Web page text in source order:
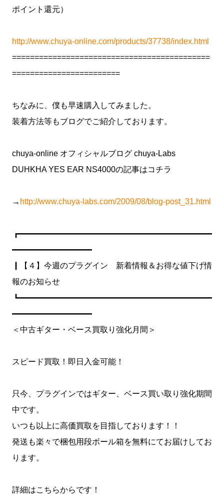
ポイント還元）
http://www.chuya-online.com/products/37738/index.html
============================================
========================
ちなみに、僕も早速購入してみました。
装着方法等もブログでご紹介しております。
chuya-online オフィシャルブログ chuya-Labs
DUHKHA YES EAR NS4000の記事はコチラ
→ http://www.chuya-labs.com/2009/08/blog-post_31.html
┏━━━━━━━━━━━━━━━━━━━━━━━━
━━━━━━━━━━
┃【４】今週のプラグイン 新着情報＆お得な値下げ情
報のお知らせ
┗━━━━━━━━━━━━━━━━━━━━━━━━
━━━━━━━━━━
＜中古ギター・ベース買取り強化月間＞
スピード買取！即日入金可能！
只今、プラグインではギター、ベース買い取り強化期間
中です。
いつも以上に高価買取を目指しております！！
発送も楽々で梱包用段ボール箱を無料にてお届けしてお
ります。
詳細はこちらからです！